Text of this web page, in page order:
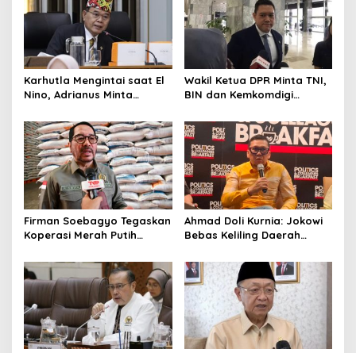
Karhutla Mengintai saat El
Nino, Adrianus Minta
Bergerak Lebih Serius
Wakil Ketua DPR Minta TNI,
BIN dan Kemkomdigi
Tangkal Disinformasi
Firman Soebagyo Tegaskan
Koperasi Merah Putih
Distributor Pupuk
Bersubsidi
Ahmad Doli Kurnia: Jokowi
Bebas Keliling Daerah
Berjalan Sepanjang Waktu